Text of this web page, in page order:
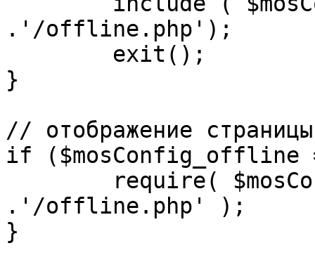
.'/offline.php');
}
// отображение
if ($mosConfig_offline
.'/offline.php' );
}